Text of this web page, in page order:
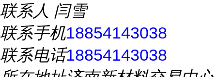
联系人 闫雪
联系手机18854143038
联系电话18854143038